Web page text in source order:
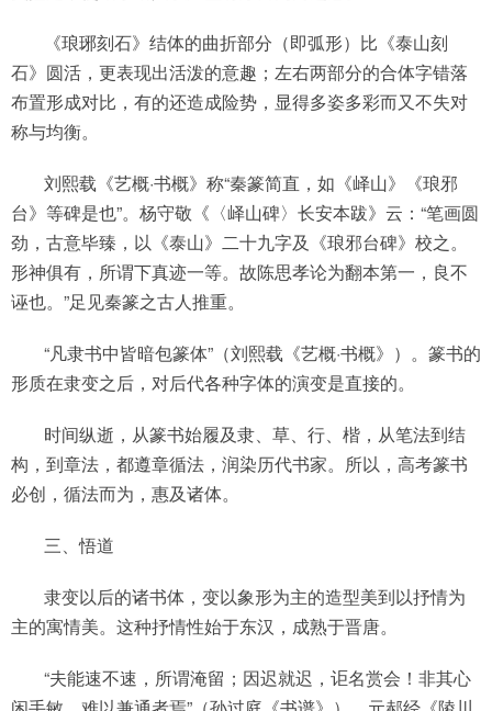
《琅琊刻石》结体的曲折部分（即弧形）比《泰山刻
石》圆活，更表现出活泼的意趣；左右两部分的合体字错落
布置形成对比，有的还造成险势，显得多姿多彩而又不失对
称与均衡。
刘熙载《艺概·书概》称“秦篆简直，如《峄山》《琅邪
台》等碑是也”。杨守敬《〈峄山碑〉长安本跋》云：“笔画圆
劲，古意毕臻，以《泰山》二十九字及《琅邪台碑》校之。
形神俱有，所谓下真迹一等。故陈思孝论为翻本第一，良不
诬也。”足见秦篆之古人推重。
“凡隶书中皆暗包篆体”（刘熙载《艺概·书概》）。篆书的
形质在隶变之后，对后代各种字体的演变是直接的。
时间纵逝，从篆书始履及隶、草、行、楷，从笔法到结
构，到章法，都遵章循法，润染历代书家。所以，高考篆书
必创，循法而为，惠及诸体。
三、悟道
隶变以后的诸书体，变以象形为主的造型美到以抒情为
主的寓情美。这种抒情性始于东汉，成熟于晋唐。
“夫能速不速，所谓淹留；因迟就迟，讵名赏会！非其心